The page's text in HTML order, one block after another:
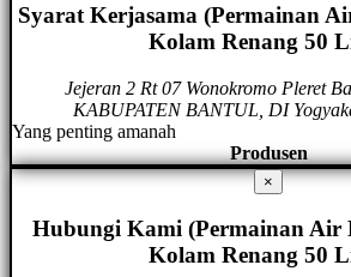
Syarat Kerjasama (Permainan
Kolam Renang 50
Jejeran 2 Rt 07 Wonokromo Pleret
KABUPATEN BANTUL, DI
Yang penting amanah
Produsen
×
Hubungi Kami (Permainan Air
Kolam Renang 50